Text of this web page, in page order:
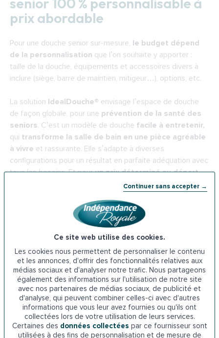
Continuer sans accepter →
Ce site web utilise des cookies.
Les cookies nous permettent de personnaliser le contenu
et les annonces, d'offrir des fonctionnalités relatives aux
médias sociaux et d'analyser notre trafic. Nous partageons
également des informations sur l'utilisation de notre site
avec nos partenaires de médias sociaux, de publicité et
d'analyse, qui peuvent combiner celles-ci avec d'autres
informations que vous leur avez fournies ou qu'ils ont
collectées lors de votre utilisation de leurs services.
Certaines des données collectées par ce fournisseur sont
utilisées à des fins de personnalisation et de mesure de
prix abordable
Pour une douche senior sur-mesure, le budget dépend
de la personnalisation que l’on souhaite y apporter :
taille de la douche, équipements et accessoires divers à
inclure (siège, barre de maintien, mitigeur…), options, etc.
La solution IdealDouche® envisage l’espace de douche
de façon globale, pour une prévention de la santé des
seniors. C’est un modèle de douche facile à entretenir,
qui transforme la salle de bain en une pièce agréable
à vivre et rassurante. Elle s’adapte à diverses
configurations pour un résultat en parfaite adéquation avec
tous les besoins. Et pourun prix déterminé au départ
Douche pour personne âgée, le
guide d’achat en 3 étapes.
Des équipements complémentaires peuvent être
indispensables comme leséchoir corporel, qui optimisent
le confort et la sécurité en sortie de douche, pour un
budget raisonnable. Cet accessoire innovant signé
Indépendance Royale, permet aux seniors et aux
personnes à mobilité réduite de pouvoir se sécher
rapidement et intégralement en à peine 5 minutes.